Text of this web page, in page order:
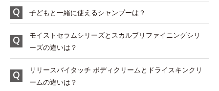
子どもと一緒に使えるシャンプーは？
モイストセラムシリーズとスカルプリファイニングシリ
ーズの違いは？
リリースバイタッチ ボディクリームとドライスキンクリ
ームの違いは？